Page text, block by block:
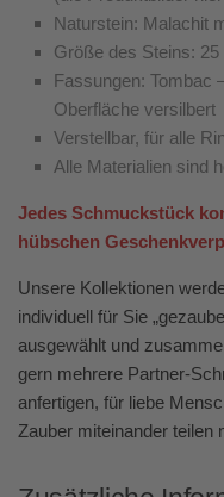
Naturstein: Malachit
Größe des Steins: 25
Fassungen: Tombac
Oberfläche versilbert
Verstellbar, für alle
Alle Materialien sind
Jedes Schmuckstück
hübschen
Unsere Kollektionen
individuell für Sie
ausgewählt und
gern mehrere Partner-
anfertigen, für liebe
Zauber miteinander teilen